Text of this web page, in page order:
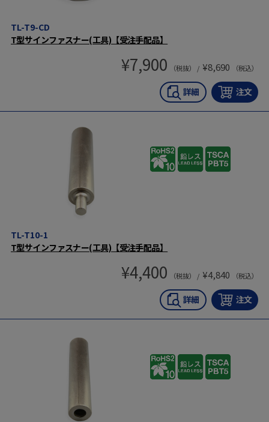
TL-T9-CD
T型サインファスナー(工具)【受注手配品】
¥7,900 （税抜） / ¥8,690 （税込）
TL-T10-1
T型サインファスナー(工具)【受注手配品】
¥4,400 （税抜） / ¥4,840 （税込）